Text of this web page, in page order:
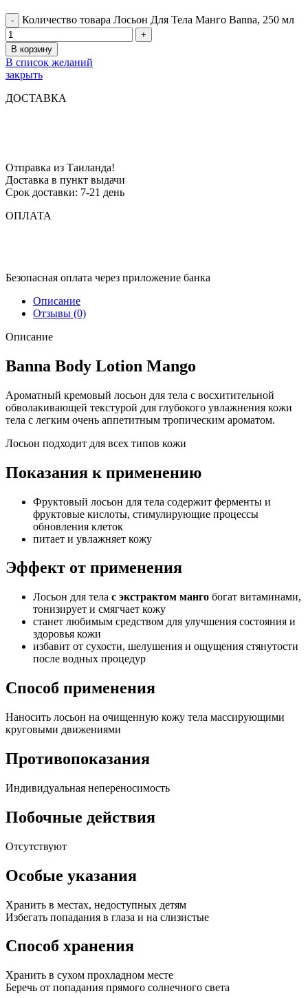
Количество товара Лосьон Для Тела Манго Banna, 250 мл
В корзину
В список желаний
закрыть
ДОСТАВКА
Отправка из Таиланда!
Доставка в пункт выдачи
Срок доставки: 7-21 день
ОПЛАТА
Безопасная оплата через приложение банка
Описание
Отзывы (0)
Описание
Banna Body Lotion Mango
Ароматный кремовый лосьон для тела с восхитительной
обволакивающей текстурой для глубокого увлажнения кожи
тела с легким очень аппетитным тропическим ароматом.
Лосьон подходит для всех типов кожи
Показания к применению
Фруктовый лосьон для тела содержит ферменты и
фруктовые кислоты, стимулирующие процессы
обновления клеток
питает и увлажняет кожу
Эффект от применения
Лосьон для тела с экстрактом манго богат витаминами,
тонизирует и смягчает кожу
станет любимым средством для улучшения состояния и
здоровья кожи
избавит от сухости, шелушения и ощущения стянутости
после водных процедур
Способ применения
Наносить лосьон на очищенную кожу тела массирующими
круговыми движениями
Противопоказания
Индивидуальная непереносимость
Побочные действия
Отсутствуют
Особые указания
Хранить в местах, недоступных детям
Избегать попадания в глаза и на слизистые
Способ хранения
Хранить в сухом прохладном месте
Беречь от попадания прямого солнечного света